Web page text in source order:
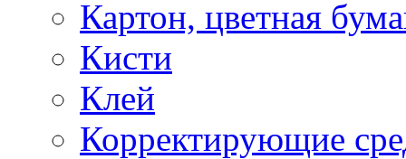
Картон, цветная
Кисти
Клей
Корректирующие